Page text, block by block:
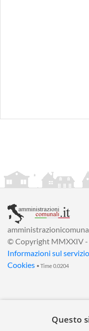
© Copyright MMXXIV -
Informazioni sul servizio
Cookies • Time 0.0204
Questo